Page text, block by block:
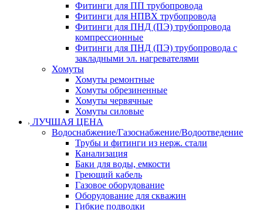
Фитинги для ПП трубопровода
Фитинги для НПВХ трубопровода
Фитинги для ПНД (ПЭ) трубопровода
компрессионные
Фитинги для ПНД (ПЭ) трубопровода с
закладными эл. нагревателями
Хомуты
Хомуты ремонтные
Хомуты обрезиненные
Хомуты червячные
Хомуты силовые
ЛУЧШАЯ ЦЕНА
Водоснабжение/Газоснабжение/Водоотведение
Трубы и фитинги из нерж. стали
Канализация
Баки для воды, емкости
Греющий кабель
Газовое оборудование
Оборудование для скважин
Гибкие подводки